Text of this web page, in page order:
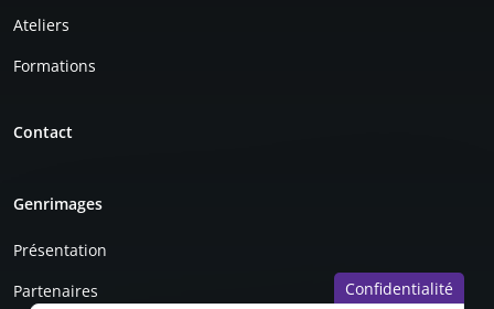
Ateliers
Formations
Contact
Genrimages
Présentation
Partenaires
Confidentialité